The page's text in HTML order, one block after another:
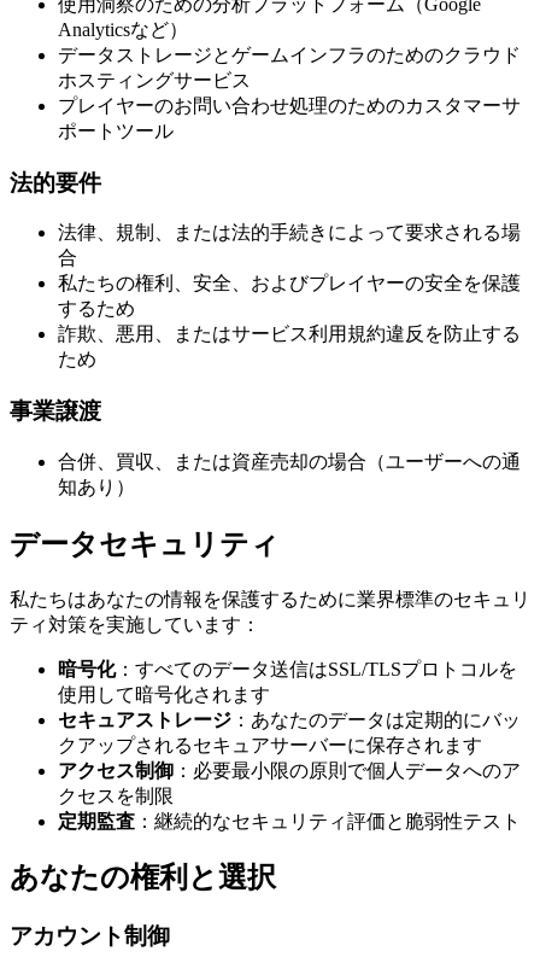
Analyticsなど）
データストレージとゲームインフラのためのクラウド
ホスティングサービス
プレイヤーのお問い合わせ処理のためのカスタマーサ
ポートツール
法的要件
法律、規制、または法的手続きによって要求される場
合
私たちの権利、安全、およびプレイヤーの安全を保護
するため
詐欺、悪用、またはサービス利用規約違反を防止する
ため
事業譲渡
合併、買収、または資産売却の場合（ユーザーへの通
知あり）
データセキュリティ
私たちはあなたの情報を保護するために業界標準のセキュリ
ティ対策を実施しています：
暗号化：すべてのデータ送信はSSL/TLSプロトコルを
使用して暗号化されます
セキュアストレージ ：あなたのデータは定期的にバッ
クアップされるセキュアサーバーに保存されます
アクセス制御 ：必要最小限の原則で個人データへのア
クセスを制限
定期監査 ：継続的なセキュリティ評価と脆弱性テスト
あなたの権利と選択
アカウント制御